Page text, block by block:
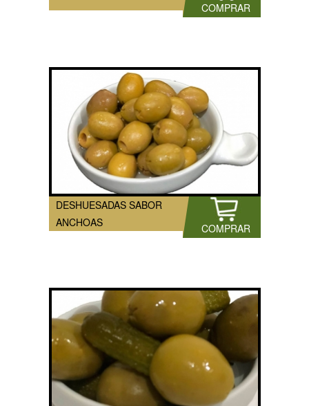
COMPRAR
DESHUESADAS SABOR
ANCHOAS
COMPRAR